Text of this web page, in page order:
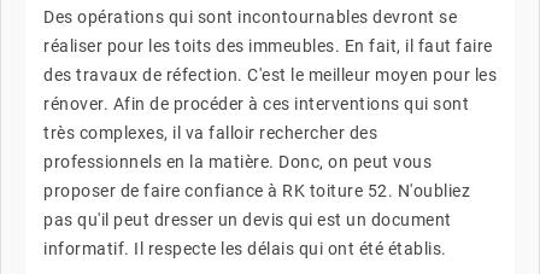
Des opérations qui sont incontournables devront se
réaliser pour les toits des immeubles. En fait, il faut faire
des travaux de réfection. C'est le meilleur moyen pour les
rénover. Afin de procéder à ces interventions qui sont
très complexes, il va falloir rechercher des
professionnels en la matière. Donc, on peut vous
proposer de faire confiance à RK toiture 52. N'oubliez
pas qu'il peut dresser un devis qui est un document
informatif. Il respecte les délais qui ont été établis.